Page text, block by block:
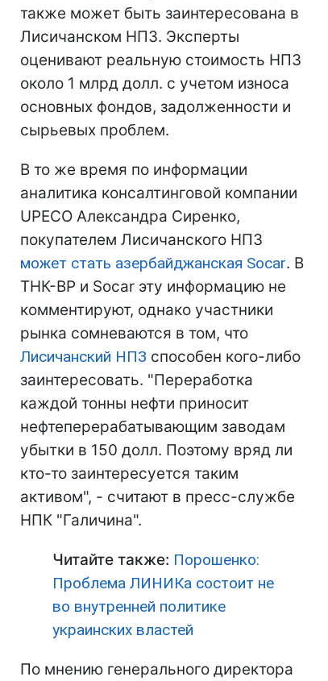
также может быть заинтересована в
Лисичанском НПЗ. Эксперты
оценивают реальную стоимость НПЗ
около 1 млрд долл. с учетом износа
основных фондов, задолженности и
сырьевых проблем.
В то же время по информации
аналитика консалтинговой компании
UPECO Александра Сиренко,
покупателем Лисичанского НПЗ
может стать азербайджанская Socar. В
ТНК-ВР и Socar эту информацию не
комментируют, однако участники
рынка сомневаются в том, что
Лисичанский НПЗ способен кого-либо
заинтересовать. "Переработка
каждой тонны нефти приносит
нефтеперерабатывающим заводам
убытки в 150 долл. Поэтому вряд ли
кто-то заинтересуется таким
активом", - считают в пресс-службе
НПК "Галичина".
Читайте также: Порошенко:
Проблема ЛИНИКа состоит не
во внутренней политике
украинских властей
По мнению генерального директора